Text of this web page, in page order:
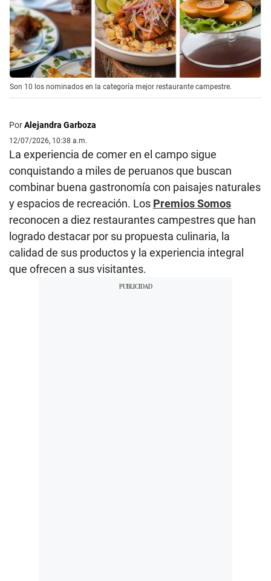
Son 10 los nominados en la categoría mejor restaurante campestre.
PorAlejandra Garboza
12/07/2026, 10:38 a.m.
La experiencia de comer en el campo sigue
conquistando a miles de peruanos que buscan
combinar buena gastronomía con paisajes naturales
y espacios de recreación. Los Premios Somos
reconocen a diez restaurantes campestres que han
logrado destacar por su propuesta culinaria, la
calidad de sus productos y la experiencia integral
que ofrecen a sus visitantes.